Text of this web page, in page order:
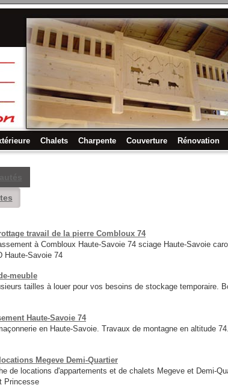
Chalets Charpente Couverture Rénovation
travail de la pierre Combloux 74
à Combloux Haute-Savoie 74 sciage Haute-Savoie
Haute-Savoie 74
meuble
tailles à louer pour vos besoins de stockage temporaire.
Haute-Savoie 74
en Haute-Savoie. Travaux de montagne en altitude
Megeve Demi-Quartier
de locations d'appartements et de chalets Megeve et Demi-
Princesse